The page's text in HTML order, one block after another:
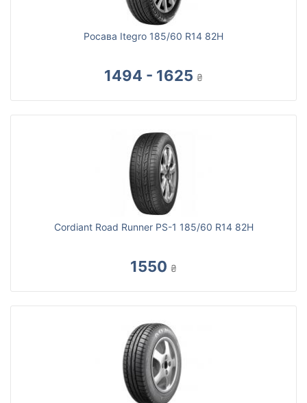
Росава Itegro 185/60 R14 82H
1494 - 1625 ₴
Cordiant Road Runner PS-1 185/60 R14 82H
1550 ₴